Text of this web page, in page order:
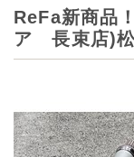
ReFa新商品
ア 長束店)